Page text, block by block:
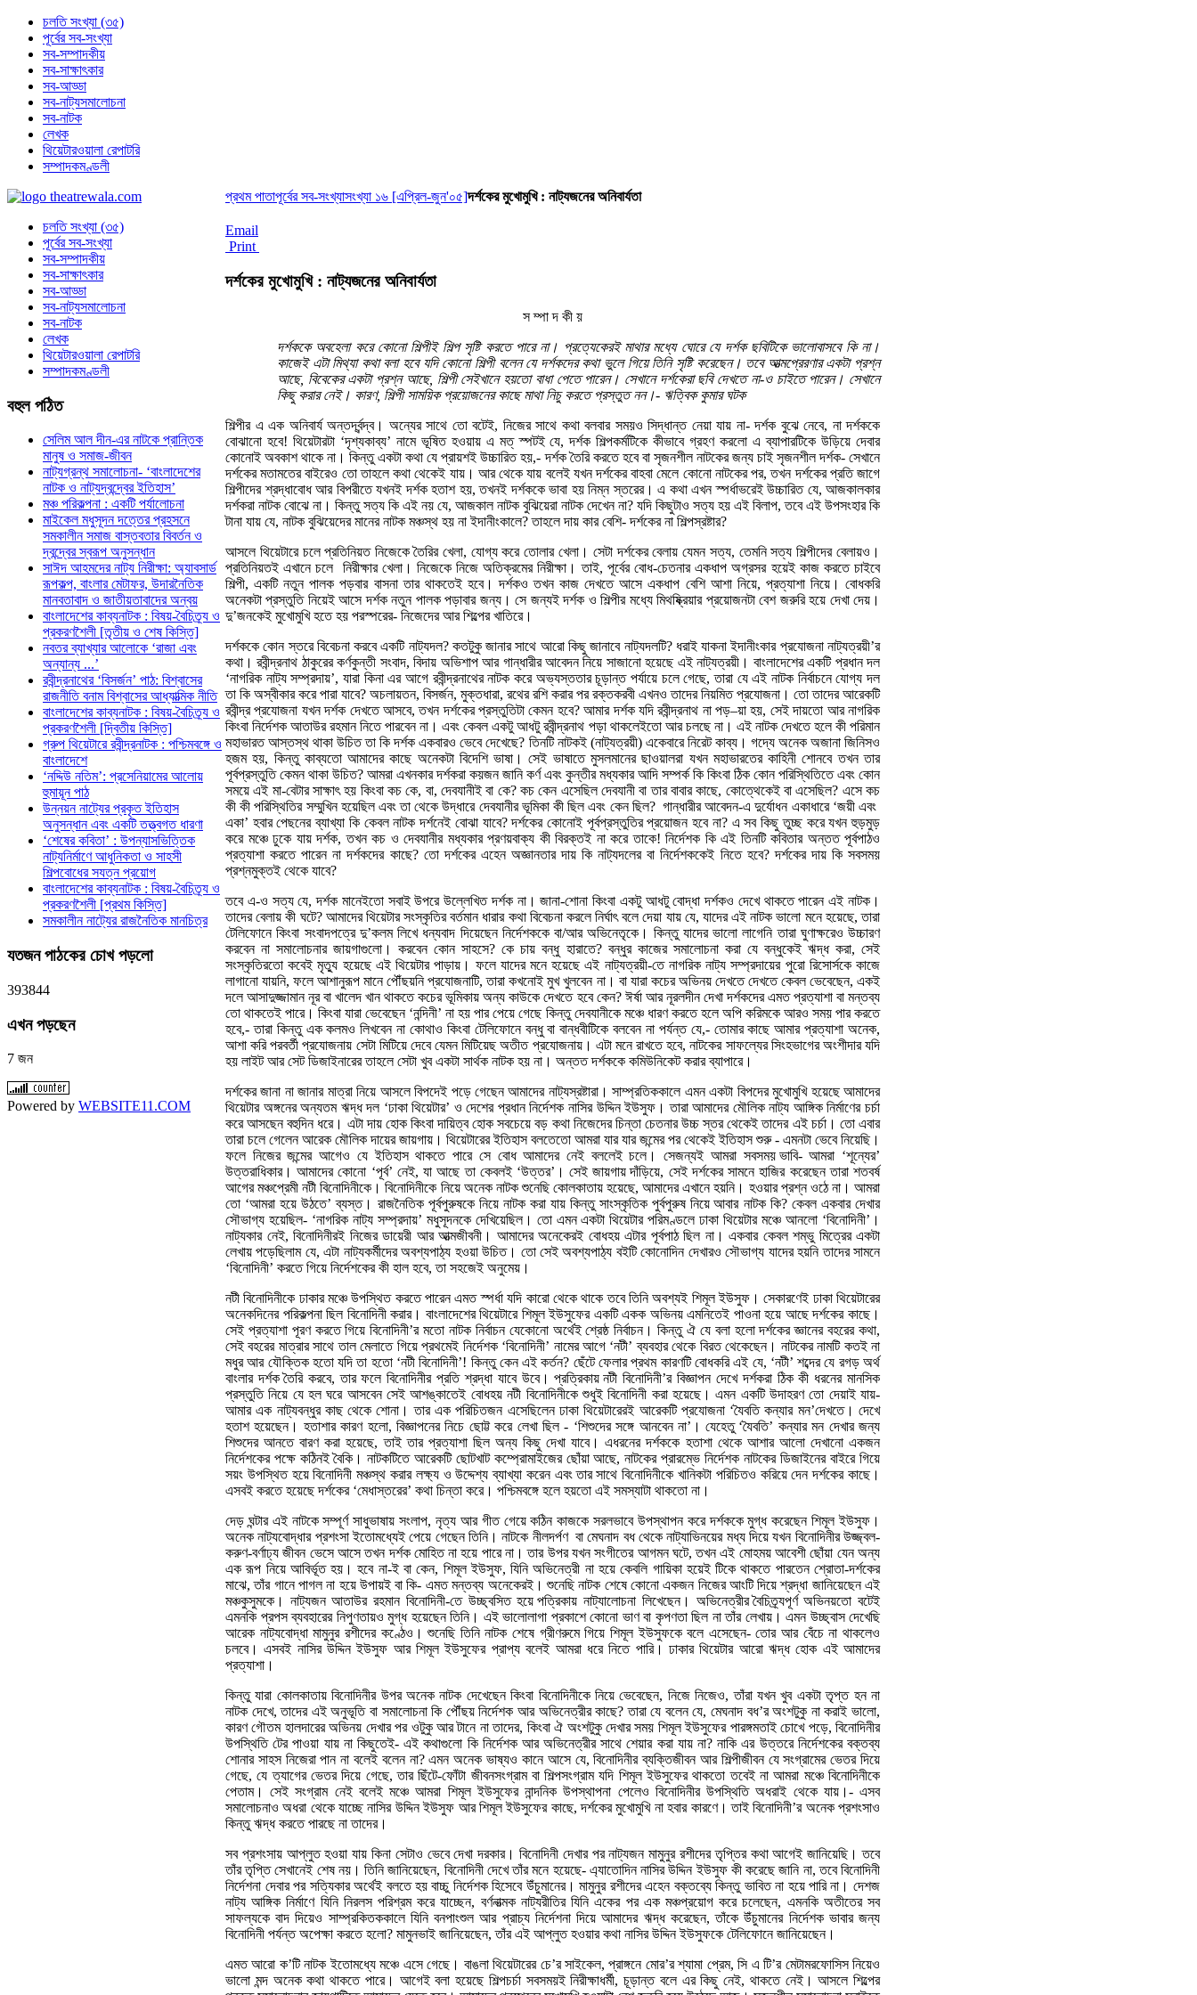
চলতি সংখ্যা (৩৫)
পূর্বের সব-সংখ্যা
সব-সম্পাদকীয়
সব-সাক্ষাৎকার
সব-আড্ডা
সব-নাট্যসমালোচনা
সব-নাটক
লেখক
থিয়েটারওয়ালা রেপাটরি
সম্পাদকমণ্ডলী
প্রথম পাতাপূর্বের সব-সংখ্যাসংখ্যা ১৬ [এপ্রিল-জুন'০৫]দর্শকের মুখোমুখি : নাট্যজনের অনিবার্যতা
Email
Print
দর্শকের মুখোমুখি : নাট্যজনের অনিবার্যতা
স ম্পা দ কী য়
দর্শককে অবহেলা করে কোনো শিল্পীই শিল্প সৃষ্টি করতে পারে না। প্রত্যেকেরই মাথার মধ্যে ঘোরে যে দর্শক ছবিটিকে ভালোবাসবে কি না।
কাজেই এটা মিথ্যা কথা বলা হবে যদি কোনো শিল্পী বলেন যে দর্শকদের কথা ভুলে গিয়ে তিনি সৃষ্টি করেছেন। তবে আত্মপ্রেরণার একটা প্রশ্ন
আছে, বিবেকের একটা প্রশ্ন আছে, শিল্পী সেইখানে হয়তো বাধা পেতে পারেন। সেখানে দর্শকেরা ছবি দেখতে না-ও চাইতে পারেন। সেখানে
কিছু করার নেই। কারণ, শিল্পী সাময়িক প্রয়োজনের কাছে মাথা নিচু করতে প্রস্তুত নন।- ঋত্বিক কুমার ঘটক
শিল্পীর এ এক অনিবার্য অন্তর্দ্বন্দ্ব। অন্যের সাথে তো বটেই, নিজের সাথে কথা বলবার সময়ও সিদ্ধান্ত নেয়া যায় না- দর্শক বুঝে নেবে, না দর্শককে
বোঝানো হবে! থিয়েটারটা ‘দৃশ্যকাব্য’ নামে ভূষিত হওয়ায় এ মত্ স্পটই যে, দর্শক শিল্পকর্মটিকে কীভাবে গ্রহণ করলো এ ব্যাপারটিকে উড়িয়ে দেবার
কোনোই অবকাশ থাকে না। কিন্তু একটা কথা যে প্রায়শই উচ্চারিত হয়,- দর্শক তৈরি করতে হবে বা সৃজনশীল নাটকের জন্য চাই সৃজনশীল দর্শক- সেখানে
দর্শকের মতামতের বাইরেও তো তাহলে কথা থেকেই যায়। আর থেকে যায় বলেই যখন দর্শকের বাহবা মেলে কোনো নাটকের পর, তখন দর্শকের প্রতি জাগে
শিল্পীদের শ্রদ্ধাবোধ আর বিপরীতে যখনই দর্শক হতাশ হয়, তখনই দর্শককে ভাবা হয় নিম্ন স্তরের। এ কথা এখন স্পর্ধাভরেই উচ্চারিত যে, আজকালকার
দর্শকরা নাটক বোঝে না। কিন্তু সত্য কি এই নয় যে, আজকাল নাটক বুঝিয়েরা নাটক দেখেন না? যদি কিছুটাও সত্য হয় এই বিলাপ, তবে এই উপসংহার কি
টানা যায় যে, নাটক বুঝিয়েদের মানের নাটক মঞ্চস্থ হয় না ইদানীংকালে? তাহলে দায় কার বেশি- দর্শকের না শিল্পস্রষ্টার?
আসলে থিয়েটারে চলে প্রতিনিয়ত নিজেকে তৈরির খেলা, যোগ্য করে তোলার খেলা। সেটা দর্শকের বেলায় যেমন সত্য, তেমনি সত্য শিল্পীদের বেলায়ও।
প্রতিনিয়তই এখানে চলে নিরীক্ষার খেলা। নিজেকে নিজে অতিক্রমের নিরীক্ষা। তাই, পূর্বের বোধ-চেতনার একধাপ অগ্রসর হয়েই কাজ করতে চাইবে
শিল্পী, একটি নতুন পালক পড়বার বাসনা তার থাকতেই হবে। দর্শকও তখন কাজ দেখতে আসে একধাপ বেশি আশা নিয়ে, প্রত্যাশা নিয়ে। বোধকরি
অনেকটা প্রস্তুতি নিয়েই আসে দর্শক নতুন পালক পড়াবার জন্য। সে জন্যই দর্শক ও শিল্পীর মধ্যে মিথষ্ক্রিয়ার প্রয়োজনটা বেশ জরুরি হয়ে দেখা দেয়।
দু’জনকেই মুখোমুখি হতে হয় পরস্পরের- নিজেদের আর শিল্পের খাতিরে।
দর্শককে কোন স্তরে বিবেচনা করবে একটি নাট্যদল? কতটুকু জানার সাথে আরো কিছু জানাবে নাট্যদলটি? ধরাই যাকনা ইদানীংকার প্রযোজনা নাট্যত্রয়ী’র
কথা। রবীন্দ্রনাথ ঠাকুরের কর্ণকুন্তী সংবাদ, বিদায় অভিশাপ আর গান্ধারীর আবেদন নিয়ে সাজানো হয়েছে এই নাট্যত্রয়ী। বাংলাদেশের একটি প্রধান দল
‘নাগরিক নাট্য সম্প্রদায়’, যারা কিনা এর আগে রবীন্দ্রনাথের নাটক করে অভ্যস্ততার চূড়ান্ত পর্যায়ে চলে গেছে, তারা যে এই নাটক নির্বাচনে যোগ্য দল
তা কি অস্বীকার করে পারা যাবে? অচলায়তন, বিসর্জন, মুক্তধারা, রথের রশি করার পর রক্তকরবী এখনও তাদের নিয়মিত প্রযোজনা। তো তাদের আরেকটি
রবীন্দ্র প্রযোজনা যখন দর্শক দেখতে আসবে, তখন দর্শকের প্রস্তুতিটা কেমন হবে? আমার দর্শক যদি রবীন্দ্রনাথ না পড়–য়া হয়, সেই দায়তো আর নাগরিক
কিংবা নির্দেশক আতাউর রহমান নিতে পারবেন না। এবং কেবল একটু আধটু রবীন্দ্রনাথ পড়া থাকলেইতো আর চলছে না। এই নাটক দেখতে হলে কী পরিমান
মহাভারত আস্তস্থ থাকা উচিত তা কি দর্শক একবারও ভেবে দেখেছে? তিনটি নাটকই (নাট্যত্রয়ী) একেবারে নিরেট কাব্য। গদ্যে অনেক অজানা জিনিসও
হজম হয়, কিন্তু কাব্যতো আমাদের কাছে অনেকটা বিদেশি ভাষা। সেই ভাষাতে মুসলমানের ছাওয়ালরা যখন মহাভারতের কাহিনী শোনবে তখন তার
পূর্বপ্রস্তুতি কেমন থাকা উচিত? আমরা এখনকার দর্শকরা কয়জন জানি কর্ণ এবং কুন্তীর মধ্যকার আদি সম্পর্ক কি কিংবা ঠিক কোন পরিস্থিতিতে এবং কোন
সময়ে এই মা-বেটার সাক্ষাৎ হয় কিংবা কচ কে, বা, দেবযানীই বা কে? কচ কেন এসেছিল দেবযানী বা তার বাবার কাছে, কোত্থেকেই বা এসেছিল? এসে কচ
কী কী পরিস্থিতির সম্মুখিন হয়েছিল এবং তা থেকে উদ্ধারে দেবযানীর ভূমিকা কী ছিল এবং কেন ছিল? গান্ধারীর আবেদন-এ দুর্যোধন একাধারে ‘জয়ী এবং
একা’ হবার পেছনের ব্যাখ্যা কি কেবল নাটক দর্শনেই বোঝা যাবে? দর্শকের কোনোই পূর্বপ্রস্তুতির প্রয়োজন হবে না? এ সব কিছু তুচ্ছ করে যখন হুড়মুড়
করে মঞ্চে ঢুকে যায় দর্শক, তখন কচ ও দেবযানীর মধ্যকার প্রণয়বাক্য কী বিরক্তই না করে তাকে! নির্দেশক কি এই তিনটি কবিতার অন্তত পূর্বপাঠও
প্রত্যাশা করতে পারেন না দর্শকদের কাছে? তো দর্শকের এহেন অজ্ঞানতার দায় কি নাট্যদলের বা নির্দেশককেই নিতে হবে? দর্শকের দায় কি সবসময়
প্রশ্নমুক্তই থেকে যাবে?
তবে এ-ও সত্য যে, দর্শক মানেইতো সবাই উপরে উল্লেখিত দর্শক না। জানা-শোনা কিংবা একটু আধটু বোদ্ধা দর্শকও দেখে থাকতে পারেন এই নাটক।
তাদের বেলায় কী ঘটে? আমাদের থিয়েটার সংস্কৃতির বর্তমান ধারার কথা বিবেচনা করলে নির্ঘাৎ বলে দেয়া যায় যে, যাদের এই নাটক ভালো মনে হয়েছে, তারা
টেলিফোনে কিংবা সংবাদপত্রে দু’কলম লিখে ধন্যবাদ দিয়েছেন নির্দেশককে বা/আর অভিনেতৃকে। কিন্তু যাদের ভালো লাগেনি তারা ঘুণাক্ষরেও উচ্চারণ
করবেন না সমালোচনার জায়গাগুলো। করবেন কোন সাহসে? কে চায় বন্ধু হারাতে? বন্ধুর কাজের সমালোচনা করা যে বন্ধুকেই ঋদ্ধ করা, সেই
সংস্কৃতিরতো কবেই মৃত্যু হয়েছে এই থিয়েটার পাড়ায়। ফলে যাদের মনে হয়েছে এই নাট্যত্রয়ী-তে নাগরিক নাট্য সম্প্রদায়ের পুরো রিসোর্সকে কাজে
লাগানো যায়নি, ফলে আশানুরূপ মানে পৌঁছয়নি প্রযোজনাটি, তারা কখনোই মুখ খুলবেন না। বা যারা কচের অভিনয় দেখতে দেখতে কেবল ভেবেছেন, একই
দলে আসাদুজ্জামান নূর বা খালেদ খান থাকতে কচের ভূমিকায় অন্য কাউকে দেখতে হবে কেন? ঈর্ষা আর নূরলদীন দেখা দর্শকদের এমত প্রত্যাশা বা মন্তব্য
তো থাকতেই পারে। কিংবা যারা ভেবেছেন ‘নন্দিনী’ না হয় পার পেয়ে গেছে কিন্তু দেবযানীকে মঞ্চে ধারণ করতে হলে অপি করিমকে আরও সময় পার করতে
হবে,- তারা কিন্তু এক কলমও লিখবেন না কোথাও কিংবা টেলিফোনে বন্ধু বা বান্ধবীটিকে বলবেন না পর্যন্ত যে,- তোমার কাছে আমার প্রত্যাশা অনেক,
আশা করি পরবর্তী প্রযোজনায় সেটা মিটিয়ে দেবে যেমন মিটিয়েছ অতীত প্রযোজনায়। এটা মনে রাখতে হবে, নাটকের সাফল্যের সিংহভাগের অংশীদার যদি
হয় লাইট আর সেট ডিজাইনারের তাহলে সেটা খুব একটা সার্থক নাটক হয় না। অন্তত দর্শককে কমিউনিকেট করার ব্যাপারে।
দর্শকের জানা না জানার মাত্রা নিয়ে আসলে বিপদেই পড়ে গেছেন আমাদের নাট্যস্রষ্টারা। সাম্প্রতিককালে এমন একটা বিপদের মুখোমুখি হয়েছে আমাদের
থিয়েটার অঙ্গনের অন্যতম ঋদ্ধ দল ‘ঢাকা থিয়েটার’ ও দেশের প্রধান নির্দেশক নাসির উদ্দিন ইউসুফ। তারা আমাদের মৌলিক নাট্য আঙ্গিক নির্মাণের চর্চা
করে আসছেন বহুদিন ধরে। এটা দায় হোক কিংবা দায়িত্ব হোক সবচেয়ে বড় কথা নিজেদের চিন্তা চেতনার উচ্চ স্তর থেকেই তাদের এই চর্চা। তো এবার
তারা চলে গেলেন আরেক মৌলিক দায়ের জায়গায়। থিয়েটারের ইতিহাস বলতেতো আমরা যার যার জন্মের পর থেকেই ইতিহাস শুরু - এমনটা ভেবে নিয়েছি।
ফলে নিজের জন্মের আগেও যে ইতিহাস থাকতে পারে সে বোধ আমাদের নেই বললেই চলে। সেজন্যই আমরা সবসময় ভাবি- আমরা ‘শূন্যের’
উত্তরাধিকার। আমাদের কোনো ‘পূর্ব’ নেই, যা আছে তা কেবলই ‘উত্তর’। সেই জায়গায় দাঁড়িয়ে, সেই দর্শকের সামনে হাজির করেছেন তারা শতবর্ষ
আগের মঞ্চপ্রেমী নটী বিনোদিনীকে। বিনোদিনীকে নিয়ে অনেক নাটক শুনেছি কোলকাতায় হয়েছে, আমাদের এখানে হয়নি। হওয়ার প্রশ্ন ওঠে না। আমরা
তো ‘আমরা হয়ে উঠতে’ ব্যস্ত। রাজনৈতিক পূর্বপুরুষকে নিয়ে নাটক করা যায় কিন্তু সাংস্কৃতিক পুর্বপুরুষ নিয়ে আবার নাটক কি? কেবল একবার দেখার
সৌভাগ্য হয়েছিল- ‘নাগরিক নাট্য সম্প্রদায়’ মধুসূদনকে দেখিয়েছিল। তো এমন একটা থিয়েটার পরিমণ্ডলে ঢাকা থিয়েটার মঞ্চে আনলো ‘বিনোদিনী’।
নাট্যকার নেই, বিনোদিনীরই নিজের ডায়েরী আর আত্মজীবনী। আমাদের অনেকেরই বোধহয় এটার পূর্বপাঠ ছিল না। একবার কেবল শম্ভু মিত্রের একটা
লেখায় পড়েছিলাম যে, এটা নাট্যকর্মীদের অবশ্যপাঠ্য হওয়া উচিত। তো সেই অবশ্যপাঠ্য বইটি কোনোদিন দেখারও সৌভাগ্য যাদের হয়নি তাদের সামনে
‘বিনোদিনী’ করতে গিয়ে নির্দেশকের কী হাল হবে, তা সহজেই অনুমেয়।
নটী বিনোদিনীকে ঢাকার মঞ্চে উপস্থিত করতে পারেন এমত স্পর্ধা যদি কারো থেকে থাকে তবে তিনি অবশ্যই শিমূল ইউসুফ। সেকারণেই ঢাকা থিয়েটারের
অনেকদিনের পরিকল্পনা ছিল বিনোদিনী করার। বাংলাদেশের থিয়েটারে শিমূল ইউসুফের একটি একক অভিনয় এমনিতেই পাওনা হয়ে আছে দর্শকের কাছে।
সেই প্রত্যাশা পূরণ করতে গিয়ে বিনোদিনী’র মতো নাটক নির্বাচন যেকোনো অর্থেই শ্রেষ্ঠ নির্বাচন। কিন্তু ঐ যে বলা হলো দর্শকের জ্ঞানের বহরের কথা,
সেই বহরের মাত্রার সাথে তাল মেলাতে গিয়ে প্রথমেই নির্দেশক ‘বিনোদিনী’ নামের আগে ‘নটী’ ব্যবহার থেকে বিরত থেকেছেন। নাটকের নামটি কতই না
মধুর আর যৌক্তিক হতো যদি তা হতো ‘নটী বিনোদিনী’! কিন্তু কেন এই কর্তন? ছেঁটে ফেলার প্রথম কারণটি বোধকরি এই যে, ‘নটী’ শব্দের যে রগড় অর্থ
বাংলার দর্শক তৈরি করবে, তার ফলে বিনোদিনীর প্রতি শ্রদ্ধা যাবে উবে। প্রত্রিকায় নটী বিনোদিনী’র বিজ্ঞাপন দেখে দর্শকরা ঠিক কী ধরনের মানসিক
প্রস্তুতি নিয়ে যে হল ঘরে আসবেন সেই আশঙ্কাতেই বোধহয় নটী বিনোদিনীকে শুধুই বিনোদিনী করা হয়েছে। এমন একটি উদাহরণ তো দেয়াই যায়-
আমার এক নাট্যবন্ধুর কাছ থেকে শোনা। তার এক পরিচিতজন এসেছিলেন ঢাকা থিয়েটারেরই আরেকটি প্রযোজনা ‘যৈবতি কন্যার মন’দেখতে। দেখে
হতাশ হয়েছেন। হতাশার কারণ হলো, বিজ্ঞাপনের নিচে ছোট্ট করে লেখা ছিল - ‘শিশুদের সঙ্গে আনবেন না’। যেহেতু ‘যৈবতি’ কন্যার মন দেখার জন্য
শিশুদের আনতে বারণ করা হয়েছে, তাই তার প্রত্যাশা ছিল অন্য কিছু দেখা যাবে। এধরনের দর্শককে হতাশা থেকে আশার আলো দেখানো একজন
নির্দেশকের পক্ষে কঠিনই বৈকি। নাটকটিতে আরেকটি ছোটখাট কম্প্রোমাইজের ছোঁয়া আছে, নাটকের প্রারম্ভে নির্দেশক নাটকের ডিজাইনের বাইরে গিয়ে
সয়ং উপস্থিত হয়ে বিনোদিনী মঞ্চস্থ করার লক্ষ্য ও উদ্দেশ্য ব্যাখ্যা করেন এবং তার সাথে বিনোদিনীকে খানিকটা পরিচিতও করিয়ে দেন দর্শকের কাছে।
এসবই করতে হয়েছে দর্শকের ‘মেধাস্তরের’ কথা চিন্তা করে। পশ্চিমবঙ্গে হলে হয়তো এই সমস্যাটা থাকতো না।
দেড় ঘন্টার এই নাটকে সম্পূর্ণ সাধুভাষায় সংলাপ, নৃত্য আর গীত গেয়ে কঠিন কাজকে সরলভাবে উপস্থাপন করে দর্শককে মুগ্ধ করেছেন শিমূল ইউসুফ।
অনেক নাট্যবোদ্ধার প্রশংসা ইতোমধ্যেই পেয়ে গেছেন তিনি। নাটকে নীলদর্পণ বা মেঘনাদ বধ থেকে নাট্যাভিনয়ের মধ্য দিয়ে যখন বিনোদিনীর উজ্জ্বল-
করুণ-বর্ণাঢ্য জীবন ভেসে আসে তখন দর্শক মোহিত না হয়ে পারে না। তার উপর যখন সংগীতের আগমন ঘটে, তখন এই মোহময় আবেশী ছোঁয়া যেন অন্য
এক রূপ নিয়ে আবির্ভূত হয়। হবে না-ই বা কেন, শিমূল ইউসুফ, যিনি অভিনেত্রী না হয়ে কেবলি গায়িকা হয়েই টিকে থাকতে পারতেন শ্রোতা-দর্শকের
মাঝে, তাঁর গানে পাগল না হয়ে উপায়ই বা কি- এমত মন্তব্য অনেকেরই। শুনেছি নাটক শেষে কোনো একজন নিজের আংটি দিয়ে শ্রদ্ধা জানিয়েছেন এই
মঞ্চকুসুমকে। নাট্যজন আতাউর রহমান বিনোদিনী-তে উচ্ছ্বসিত হয়ে পত্রিকায় নাট্যালোচনা লিখেছেন। অভিনেত্রীর বৈচিত্র্যপূর্ণ অভিনয়তো বটেই
এমনকি প্রপস ব্যবহারের নিপুণতায়ও মুগ্ধ হয়েছেন তিনি। এই ভালোলাগা প্রকাশে কোনো ভাণ বা কৃপণতা ছিল না তাঁর লেখায়। এমন উচ্ছ্বাস দেখেছি
আরেক নাট্যবোদ্ধা মামুনুর রশীদের কণ্ঠেও। শুনেছি তিনি নাটক শেষে গ্রীণরুমে গিয়ে শিমূল ইউসুফকে বলে এসেছেন- তোর আর বেঁচে না থাকলেও
চলবে। এসবই নাসির উদ্দিন ইউসুফ আর শিমূল ইউসুফের প্রাপ্য বলেই আমরা ধরে নিতে পারি। ঢাকার থিয়েটার আরো ঋদ্ধ হোক এই আমাদের
প্রত্যাশা।
কিন্তু যারা কোলকাতায় বিনোদিনীর উপর অনেক নাটক দেখেছেন কিংবা বিনোদিনীকে নিয়ে ভেবেছেন, নিজে নিজেও, তাঁরা যখন খুব একটা তৃপ্ত হন না
নাটক দেখে, তাদের এই অনুভূতি বা সমালোচনা কি পৌঁছয় নির্দেশক আর অভিনেত্রীর কাছে? তারা যে বলেন যে, মেঘনাদ বধ’র অংশটুকু না করাই ভালো,
কারণ গৌতম হালদারের অভিনয় দেখার পর ওটুকু আর টানে না তাদের, কিংবা ঐ অংশটুকু দেখার সময় শিমূল ইউসুফের পারঙ্গমতাই চোখে পড়ে, বিনোদিনীর
উপস্থিতি টের পাওয়া যায় না কিছুতেই- এই কথাগুলো কি নির্দেশক আর অভিনেত্রীর সাথে শেয়ার করা যায় না? নাকি এর উত্তরে নির্দেশকের বক্তব্য
শোনার সাহস নিজেরা পান না বলেই বলেন না? এমন অনেক ভাষ্যও কানে আসে যে, বিনোদিনীর ব্যক্তিজীবন আর শিল্পীজীবন যে সংগ্রামের ভেতর দিয়ে
গেছে, যে ত্যাগের ভেতর দিয়ে গেছে, তার ছিঁটে-ফোঁটা জীবনসংগ্রাম বা শিল্পসংগ্রাম যদি শিমূল ইউসুফের থাকতো তবেই না আমরা মঞ্চে বিনোদিনীকে
পেতাম। সেই সংগ্রাম নেই বলেই মঞ্চে আমরা শিমূল ইউসুফের নান্দনিক উপস্থাপনা পেলেও বিনোদিনীর উপস্থিতি অধরাই থেকে যায়।- এসব
সমালোচনাও অধরা থেকে যাচ্ছে নাসির উদ্দিন ইউসুফ আর শিমূল ইউসুফের কাছে, দর্শকের মুখোমুখি না হবার কারণে। তাই বিনোদিনী’র অনেক প্রশংসাও
কিন্তু ঋদ্ধ করতে পারছে না তাদের।
সব প্রশংসায় আপ্লুত হওয়া যায় কিনা সেটাও ভেবে দেখা দরকার। বিনোদিনী দেখার পর নাট্যজন মামুনুর রশীদের তৃপ্তির কথা আগেই জানিয়েছি। তবে
তাঁর তৃপ্তি সেখানেই শেষ নয়। তিনি জানিয়েছেন, বিনোদিনী দেখে তাঁর মনে হয়েছে- এ্যাতোদিন নাসির উদ্দিন ইউসুফ কী করেছে জানি না, তবে বিনোদিনী
নির্দেশনা দেবার পর সত্যিকার অর্থেই বলতে হয় বাচ্চু নির্দেশক হিসেবে উঁচুমানের। মামুনুর রশীদের এহেন বক্তব্যে কিন্তু ভাবিত না হয়ে পারি না। দেশজ
নাট্য আঙ্গিক নির্মাণে যিনি নিরলস পরিশ্রম করে যাচ্ছেন, বর্ণনাত্মক নাট্যরীতির যিনি একের পর এক মঞ্চপ্রয়োগ করে চলেছেন, এমনকি অতীতের সব
সাফল্যকে বাদ দিয়েও সাম্প্রকিতককালে যিনি বনপাংশুল আর প্রাচ্য নির্দেশনা দিয়ে আমাদের ঋদ্ধ করেছেন, তাঁকে উঁচুমানের নির্দেশক ভাবার জন্য
বিনোদিনী পর্যন্ত অপেক্ষা করতে হলো? মামুনভাই জানিয়েছেন, তাঁর এই আপ্লুত হওয়ার কথা নাসির উদ্দিন ইউসুফকে টেলিফোনে জানিয়েছেন।
এমত আরো ক’টি নাটক ইতোমধ্যে মঞ্চে এসে গেছে। বাঙলা থিয়েটারের চে’র সাইকেল, প্রাঙ্গনে মোর’র শ্যামা প্রেম, সি এ টি’র মেটামরফোসিস নিয়েও
ভালো মন্দ অনেক কথা থাকতে পারে। আগেই বলা হয়েছে শিল্পচর্চা সবসময়ই নিরীক্ষাধর্মী, চূড়ান্ত বলে এর কিছু নেই, থাকতে নেই। আসলে শিল্পের
চলতি সংখ্যা (৩৫)
পূর্বের সব-সংখ্যা
সব-সম্পাদকীয়
সব-সাক্ষাৎকার
সব-আড্ডা
সব-নাট্যসমালোচনা
সব-নাটক
লেখক
থিয়েটারওয়ালা রেপাটরি
সম্পাদকমণ্ডলী
বহুলপঠিত
সেলিম আল দীন-এর নাটকে প্রান্তিক
মানুষ ও সমাজ-জীবন
নাট্যগ্রন্থ সমালোচনা- ‘বাংলাদেশের
নাটক ও নাট্যদ্বন্দ্বের ইতিহাস’
মঞ্চ পরিকল্পনা : একটি পর্যালোচনা
মাইকেল মধুসূদন দত্তের প্রহসনে
সমকালীন সমাজ বাস্তবতার বিবর্তন ও
দ্বন্দ্বের স্বরূপ অনুসন্ধান
সাঈদ আহমদের নাট্য নিরীক্ষা: অ্যাবসার্ড
রূপকল্প, বাংলার মেটাফর, উদারনৈতিক
মানবতাবাদ ও জাতীয়তাবাদের অন্বয়
বাংলাদেশের কাব্যনাটক : বিষয়-বৈচিত্র্য ও
প্রকরণশৈলী [তৃতীয় ও শেষ কিস্তি]
নবতর ব্যাখ্যার আলোকে ‘রাজা এবং
অন্যান্য ...’
রবীন্দ্রনাথের ‘বিসর্জন’ পাঠ: বিশ্বাসের
রাজনীতি বনাম বিশ্বাসের আধ্যাত্মিক নীতি
বাংলাদেশের কাব্যনাটক : বিষয়-বৈচিত্র্য ও
প্রকরণশৈলী [দ্বিতীয় কিস্তি]
গ্রুপ থিয়েটারে রবীন্দ্রনাটক : পশ্চিমবঙ্গে ও
বাংলাদেশে
‘নদ্দিউ নতিম’: প্রসেনিয়ামের আলোয়
হুমায়ূন পাঠ
উন্নয়ন নাট্যের প্রকৃত ইতিহাস
অনুসন্ধান এবং একটি তত্ত্বগত ধারণা
‘শেষের কবিতা’ : উপন্যাসভিত্তিক
নাট্যনির্মাণে আধুনিকতা ও সাহসী
শিল্পবোধের সযত্ন প্রয়োগ
বাংলাদেশের কাব্যনাটক : বিষয়-বৈচিত্র্য ও
প্রকরণশৈলী [প্রথম কিস্তি]
সমকালীন নাট্যের রাজনৈতিক মানচিত্র
যতজনপাঠকের চোখ পড়লো
393844
এখনপড়ছেন
7 জন
Powered by WEBSITE11.COM